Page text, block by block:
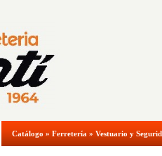
Catálogo » Ferretería » Vestuario y